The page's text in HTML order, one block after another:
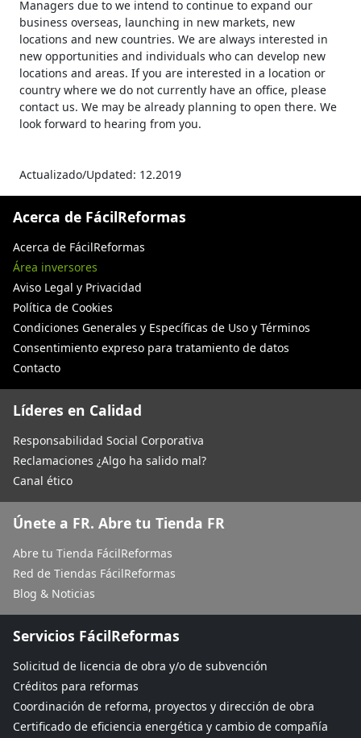
Managers due to we intend to continue to expand our
business overseas, launching in new markets, new
locations and new countries. We are always interested in
new opportunities and individuals who can develop new
locations and areas. If you are interested in a location or
country where we do not currently have an office, please
contact us. We may be already planning to open there. We
look forward to hearing from you.
Actualizado/Updated: 12.2019
Acerca de FácilReformas
Acerca de FácilReformas
Área inversores
Aviso Legal y Privacidad
Política de Cookies
Condiciones Generales y Específicas de Uso y Términos
Consentimiento expreso para tratamiento de datos
Contacto
Líderes en Calidad
Responsabilidad Social Corporativa
Reclamaciones ¿Algo ha salido mal?
Canal ético
Únete a FR. Abre tu Tienda FR
Abre tu Tienda FácilReformas
Red de Tiendas FácilReformas
Blog & Noticias
Servicios FácilReformas
Solicitud de licencia de obra y/o de subvención
Créditos para reformas
Coordinación de reforma, proyectos y dirección de obra
Certificado de eficiencia energética y cambio de compañía